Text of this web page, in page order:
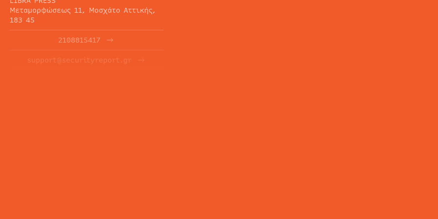
Μεταμορφώσεως 11, Μοσχάτο Αττικής,
183 45
2108815417
support@securityreport.gr